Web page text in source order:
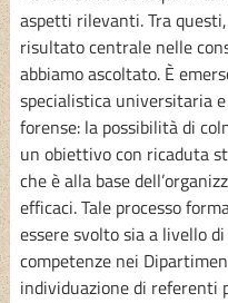
aspetti rilevanti. Tra
risultato centrale nelle
abbiamo ascoltato. È
specialistica universitaria
forense: la possibilità di
un obiettivo con ricaduta
che è alla base
efficaci. Tale processo
essere svolto sia a livello
competenze nei
individuazione di referenti